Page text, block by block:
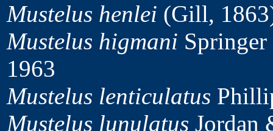
Mustelus henlei (Gill,
Mustelus higmani
1963
Mustelus lenticulatus
Mustelus lunulatus Jordan